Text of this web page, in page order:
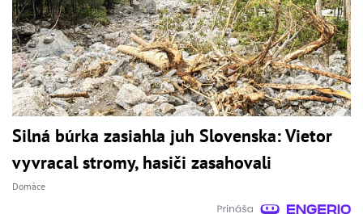
Silná búrka zasiahla juh Slovenska: Vietor
vyvracal stromy, hasiči zasahovali
Domáce